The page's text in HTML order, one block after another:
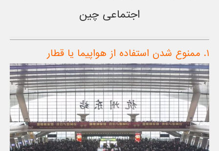
اجتماعی چین
۱. ممنوع شدن استفاده از هواپیما یا قطار